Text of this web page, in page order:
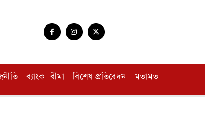
ব্যাংক- বীমা বিশেষ প্রতিবেদন মতামত